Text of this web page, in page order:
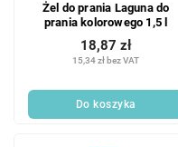
Żel do prania Laguna do
prania kolorowego 1,5 l
15,34 zł bez VAT
18,87 zł
Do koszyka